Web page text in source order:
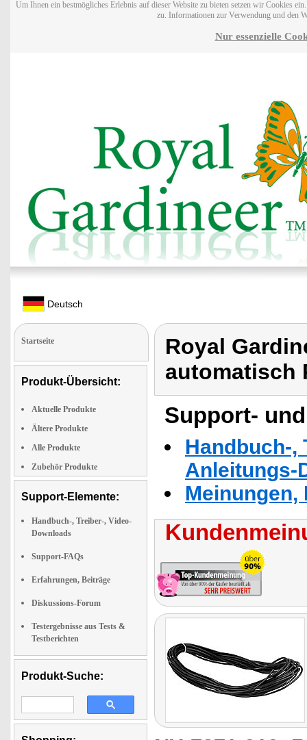
Um Ihnen ein bestmögliches Erlebnis auf dieser Website zu bieten setzen wir Cookies
zu. Informationen zur Verwendung und den
Nur essenzielle
Deutsch
Startseite
Produkt-Übersicht:
Aktuelle Produkte
Ältere Produkte
Alle Produkte
Zubehör Produkte
Support-Elemente:
Handbuch-, Treiber-, Video-
Downloads
Support-FAQs
Erfahrungen, Beiträge
Diskussions-Forum
Testergebnisse aus Tests &
Testberichten
Produkt-Suche:
Royal
automatisch
Support-
Handbuch-,
Anleitungs-